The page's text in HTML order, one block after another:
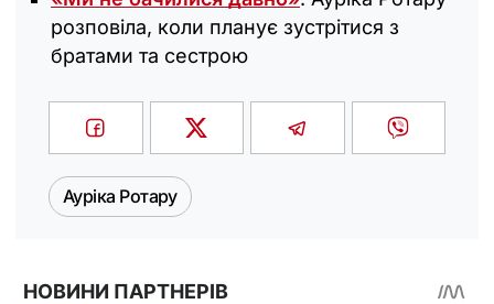
розповіла, коли планує зустрітися з
братами та сестрою
Ауріка Ротару